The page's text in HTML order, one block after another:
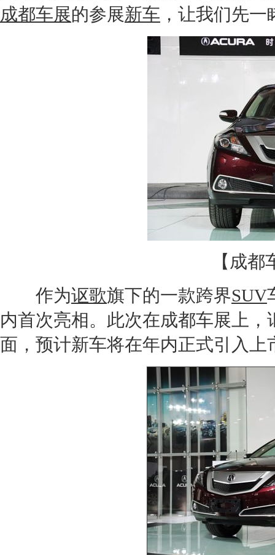
成都车展的参展新车 ，让我们先
【 成都
作为讴歌旗下的一款跨界SUV
内首次亮相。此次在成都车展 上，
面，预计新车将在年内正式引入上